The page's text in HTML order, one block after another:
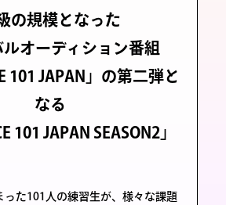
の規模となった
オーディション番組
101 JAPAN 」の第二弾と
なる
101 JAPAN SEASON2」
った101人の練習生が、様々な課題